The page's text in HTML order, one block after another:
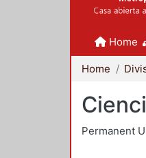
Home
Home
Permanent